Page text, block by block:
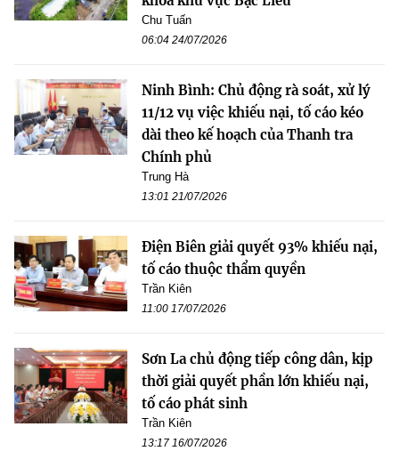
Chu Tuấn
06:04 24/07/2026
Ninh Bình: Chủ động rà soát, xử lý
11/12 vụ việc khiếu nại, tố cáo kéo
dài theo kế hoạch của Thanh tra
Chính phủ
Trung Hà
13:01 21/07/2026
Điện Biên giải quyết 93% khiếu nại,
tố cáo thuộc thẩm quyền
Trần Kiên
11:00 17/07/2026
Sơn La chủ động tiếp công dân, kịp
thời giải quyết phần lớn khiếu nại,
tố cáo phát sinh
Trần Kiên
13:17 16/07/2026